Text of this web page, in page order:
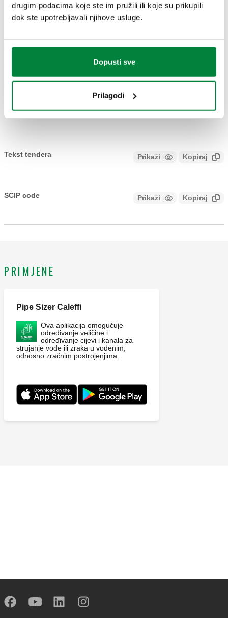
drugim podacima koje ste im pružili ili koje su prikupili
dok ste upotrebljavali njihove usluge.
Dopusti sve
Prilagodi
NACRTI I SPECIFIKACIJE
Broj dijela
856102
3D modeli
Tekst tendera Prikaži Kopiraj
(AC).
SCIP code Prikaži Kopiraj
PRIMJENE
Pipe Sizer Caleffi
Ova aplikacija omogućuje
određivanje veličine i
određivanje cijevi i kanala za
strujanje vode ili zraka u vodenim,
odnosno zračnim postrojenjima.